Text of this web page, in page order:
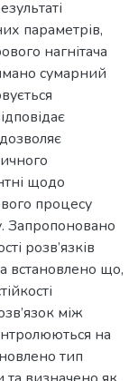
параметрів,
нагнітача
сумарний
щодо
процесу
Запропоновано
розв’язків
встановлено що,
між
на
тип